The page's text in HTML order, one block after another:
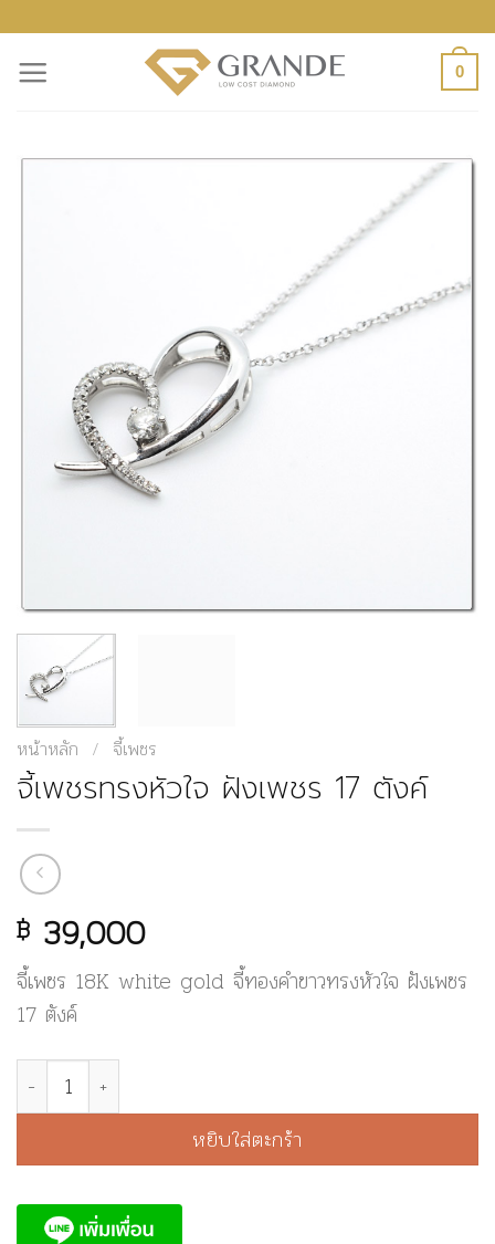
ยัง
0
หน้าหลัก / จี้เพชร
จี้เพชรทรงหัวใจ ฝังเพชร 17 ตังค์
฿ 39,000
จี้เพชร 18K white gold จี้ทองคำขาวทรงหัวใจ ฝังเพชร
17 ตังค์
จำนวน จี้เพชรทรงหัวใจ ฝังเพชร 17 ตังค์ ชิ้น
หยิบใส่ตะกร้า